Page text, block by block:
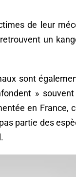
de leur
un
sont
»
en France,
partie des